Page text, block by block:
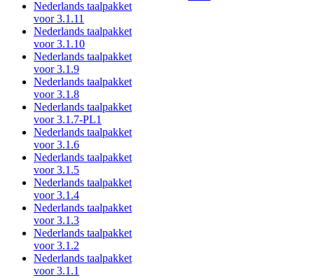
Nederlands taalpakket
voor 3.1.11
Nederlands taalpakket
voor 3.1.10
Nederlands taalpakket
voor 3.1.9
Nederlands taalpakket
voor 3.1.8
Nederlands taalpakket
voor 3.1.7-PL1
Nederlands taalpakket
voor 3.1.6
Nederlands taalpakket
voor 3.1.5
Nederlands taalpakket
voor 3.1.4
Nederlands taalpakket
voor 3.1.3
Nederlands taalpakket
voor 3.1.2
Nederlands taalpakket
voor 3.1.1